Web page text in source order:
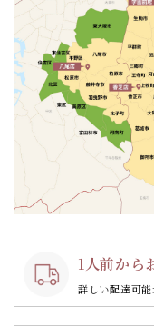
1人前から
詳しい配達可